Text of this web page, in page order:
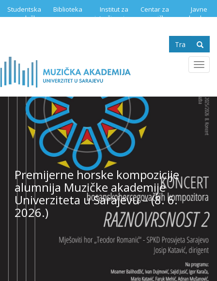
Studentska
služba
Biblioteka
Institut za
istraživanje
Centar za
muzičku
Javne
nabavke
Search
form
Premijerne horske kompozicije
alumnija Muzičke akademije
Univerziteta u Sarajevu – (8. 6.
2026.)